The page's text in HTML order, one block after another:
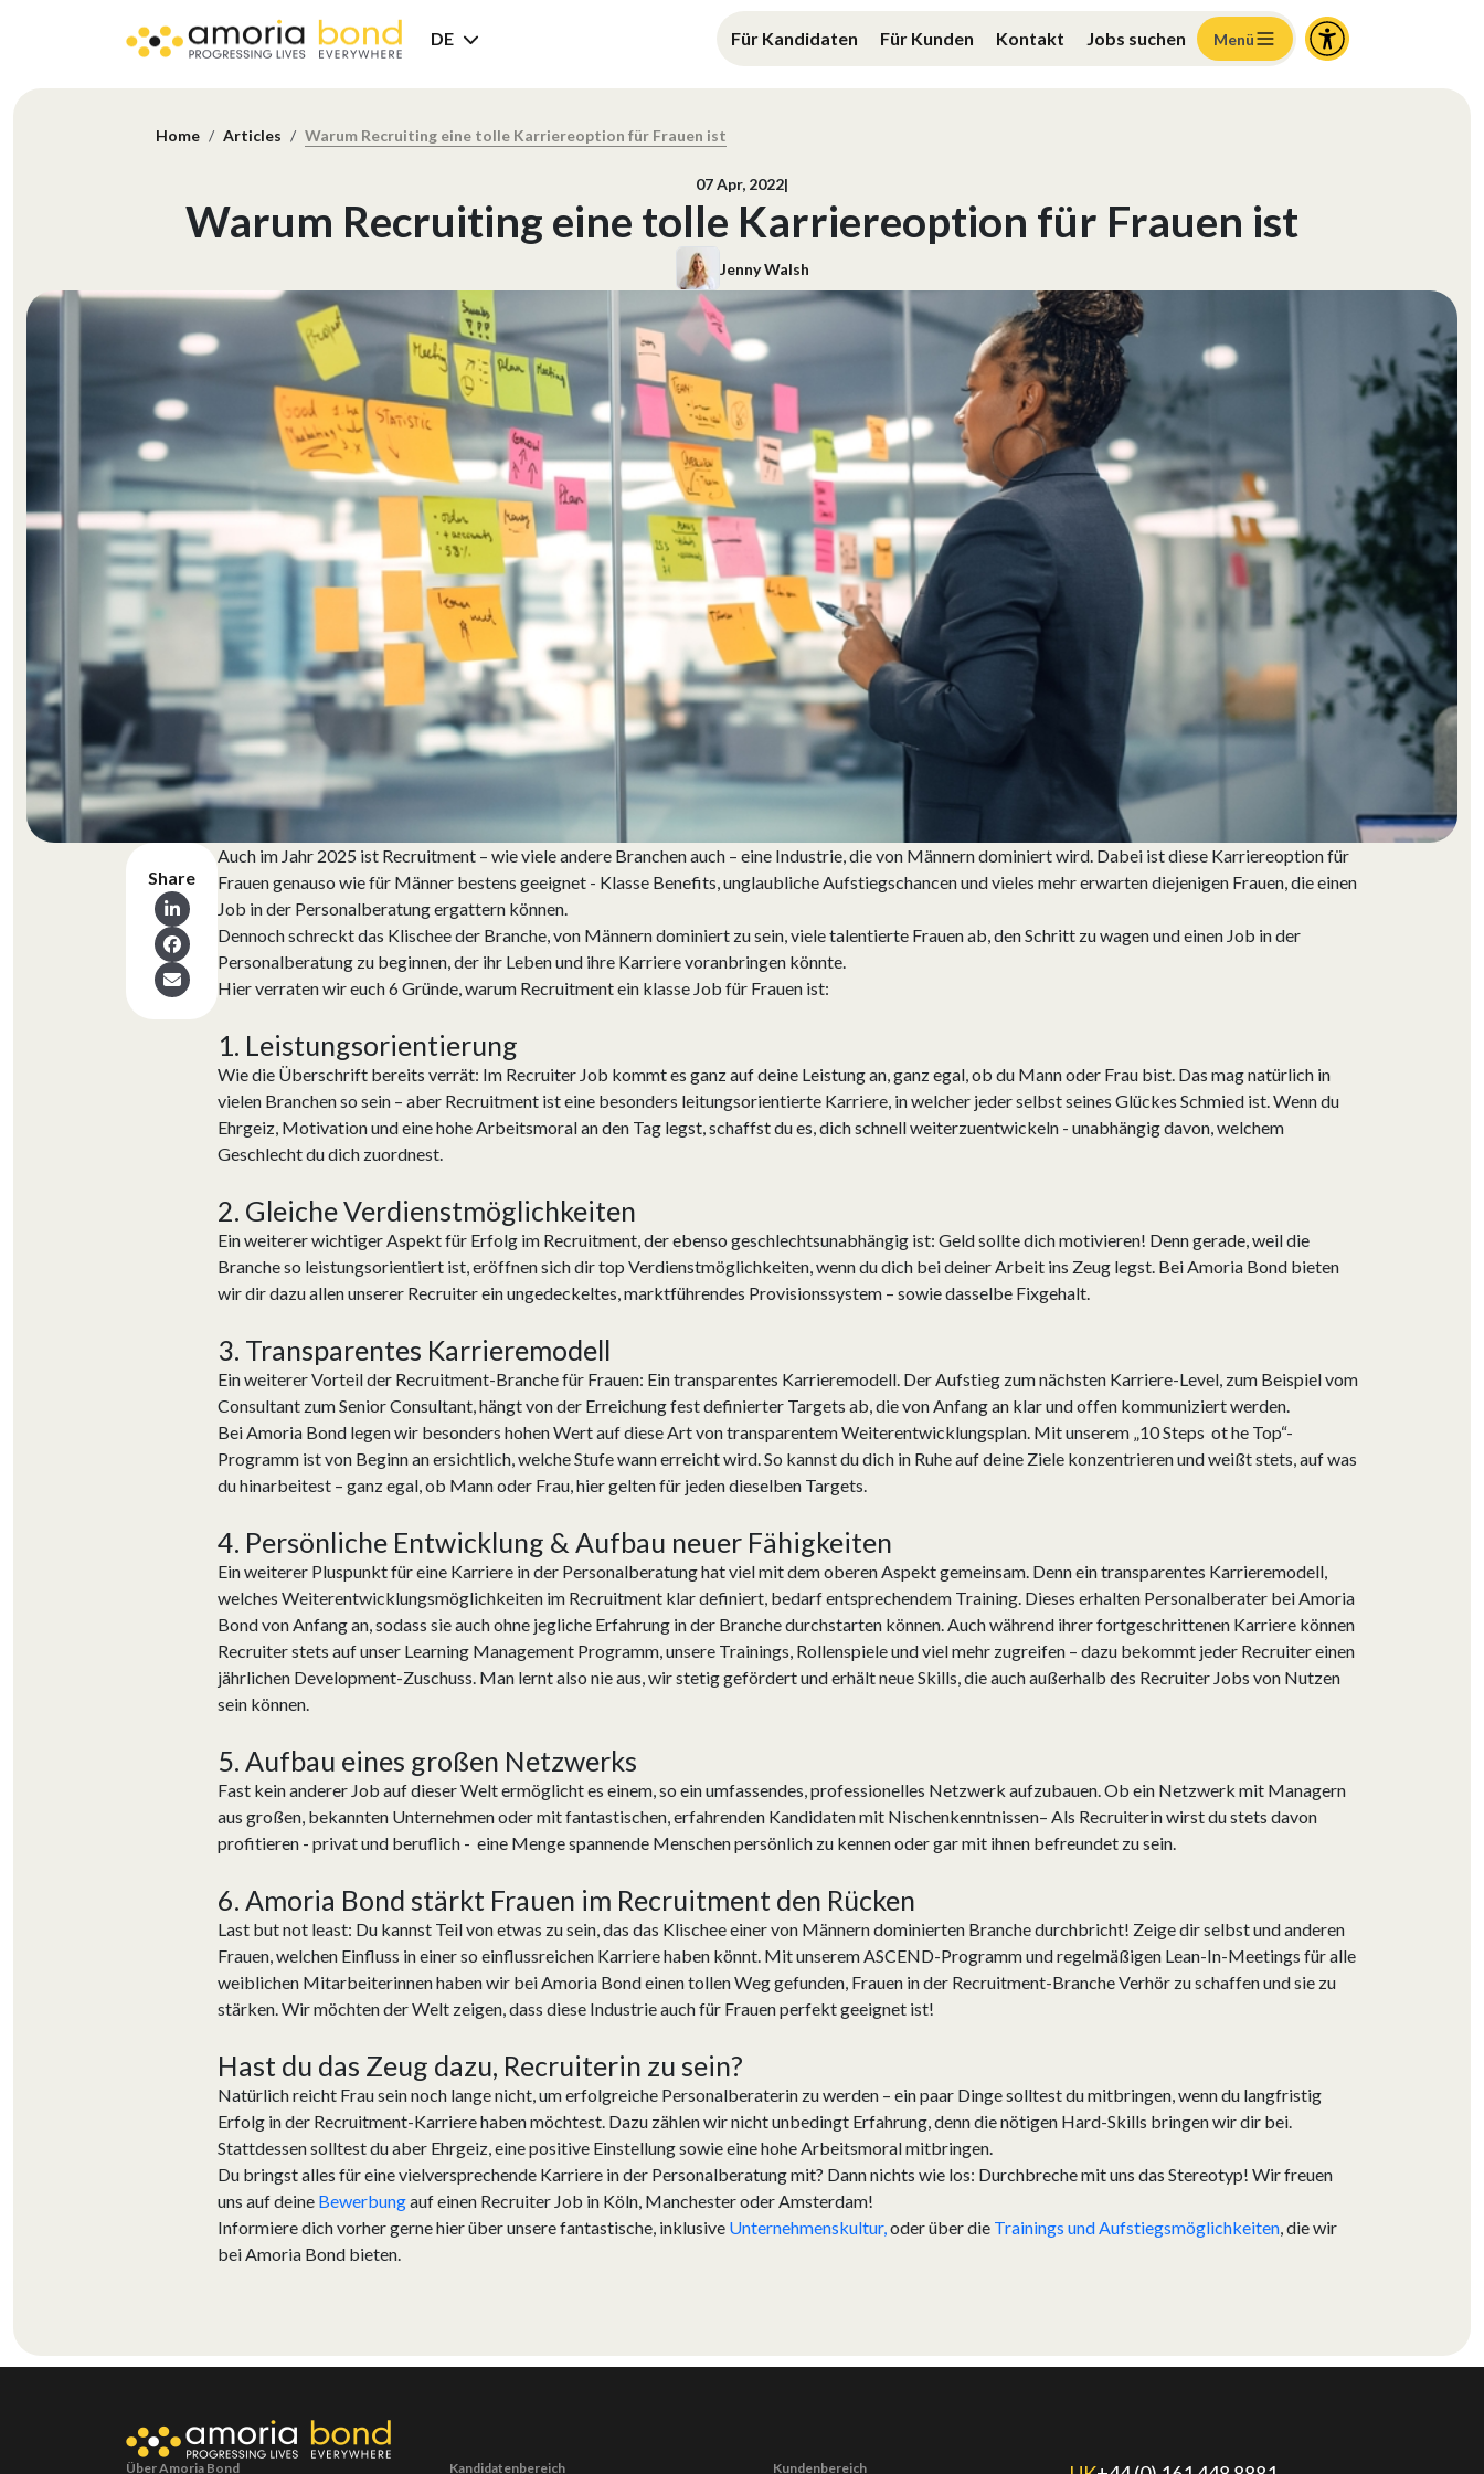
DE Für Kandidaten Für Kunden Kontakt Jobs suchen Menü
Home Articles Warum Recruiting eine tolle Karriereoption für Frauen ist
07 Apr, 2022|
Warum Recruiting eine tolle Karriereoption für Frauen ist
Jenny Walsh
Share
Auch im Jahr 2025 ist Recruitment – wie viele andere Branchen auch – eine Industrie, die von Männern dominiert wird. Dabei ist diese Karriereoption für
Frauen genauso wie für Männer bestens geeignet - Klasse Benefits, unglaubliche Aufstiegschancen und vieles mehr erwarten diejenigen Frauen, die einen
Job in der Personalberatung ergattern können.
Dennoch schreckt das Klischee der Branche, von Männern dominiert zu sein, viele talentierte Frauen ab, den Schritt zu wagen und einen Job in der
Personalberatung zu beginnen, der ihr Leben und ihre Karriere voranbringen könnte.
Hier verraten wir euch 6 Gründe, warum Recruitment ein klasse Job für Frauen ist:
1. Leistungsorientierung
Wie die Überschrift bereits verrät: Im Recruiter Job kommt es ganz auf deine Leistung an, ganz egal, ob du Mann oder Frau bist. Das mag natürlich in
vielen Branchen so sein – aber Recruitment ist eine besonders leitungsorientierte Karriere, in welcher jeder selbst seines Glückes Schmied ist. Wenn du
Ehrgeiz, Motivation und eine hohe Arbeitsmoral an den Tag legst, schaffst du es, dich schnell weiterzuentwickeln - unabhängig davon, welchem
Geschlecht du dich zuordnest.
2. Gleiche Verdienstmöglichkeiten
Ein weiterer wichtiger Aspekt für Erfolg im Recruitment, der ebenso geschlechtsunabhängig ist: Geld sollte dich motivieren! Denn gerade, weil die
Branche so leistungsorientiert ist, eröffnen sich dir top Verdienstmöglichkeiten, wenn du dich bei deiner Arbeit ins Zeug legst. Bei Amoria Bond bieten
wir dir dazu allen unserer Recruiter ein ungedeckeltes, marktführendes Provisionssystem – sowie dasselbe Fixgehalt.
3. Transparentes Karrieremodell
Ein weiterer Vorteil der Recruitment-Branche für Frauen: Ein transparentes Karrieremodell. Der Aufstieg zum nächsten Karriere-Level, zum Beispiel vom
Consultant zum Senior Consultant, hängt von der Erreichung fest definierter Targets ab, die von Anfang an klar und offen kommuniziert werden.
Bei Amoria Bond legen wir besonders hohen Wert auf diese Art von transparentem Weiterentwicklungsplan. Mit unserem „10 Steps ot he Top“-
Programm ist von Beginn an ersichtlich, welche Stufe wann erreicht wird. So kannst du dich in Ruhe auf deine Ziele konzentrieren und weißt stets, auf was
du hinarbeitest – ganz egal, ob Mann oder Frau, hier gelten für jeden dieselben Targets.
4. Persönliche Entwicklung & Aufbau neuer Fähigkeiten
Ein weiterer Pluspunkt für eine Karriere in der Personalberatung hat viel mit dem oberen Aspekt gemeinsam. Denn ein transparentes Karrieremodell,
welches Weiterentwicklungsmöglichkeiten im Recruitment klar definiert, bedarf entsprechendem Training. Dieses erhalten Personalberater bei Amoria
Bond von Anfang an, sodass sie auch ohne jegliche Erfahrung in der Branche durchstarten können. Auch während ihrer fortgeschrittenen Karriere können
Recruiter stets auf unser Learning Management Programm, unsere Trainings, Rollenspiele und viel mehr zugreifen – dazu bekommt jeder Recruiter einen
jährlichen Development-Zuschuss. Man lernt also nie aus, wir stetig gefördert und erhält neue Skills, die auch außerhalb des Recruiter Jobs von Nutzen
sein können.
5. Aufbau eines großen Netzwerks
Fast kein anderer Job auf dieser Welt ermöglicht es einem, so ein umfassendes, professionelles Netzwerk aufzubauen. Ob ein Netzwerk mit Managern
aus großen, bekannten Unternehmen oder mit fantastischen, erfahrenden Kandidaten mit Nischenkenntnissen– Als Recruiterin wirst du stets davon
profitieren - privat und beruflich - eine Menge spannende Menschen persönlich zu kennen oder gar mit ihnen befreundet zu sein.
6. Amoria Bond stärkt Frauen im Recruitment den Rücken
Last but not least: Du kannst Teil von etwas zu sein, das das Klischee einer von Männern dominierten Branche durchbricht! Zeige dir selbst und anderen
Frauen, welchen Einfluss in einer so einflussreichen Karriere haben könnt. Mit unserem ASCEND-Programm und regelmäßigen Lean-In-Meetings für alle
weiblichen Mitarbeiterinnen haben wir bei Amoria Bond einen tollen Weg gefunden, Frauen in der Recruitment-Branche Verhör zu schaffen und sie zu
stärken. Wir möchten der Welt zeigen, dass diese Industrie auch für Frauen perfekt geeignet ist!
Hast du das Zeug dazu, Recruiterin zu sein?
Natürlich reicht Frau sein noch lange nicht, um erfolgreiche Personalberaterin zu werden – ein paar Dinge solltest du mitbringen, wenn du langfristig
Erfolg in der Recruitment-Karriere haben möchtest. Dazu zählen wir nicht unbedingt Erfahrung, denn die nötigen Hard-Skills bringen wir dir bei.
Stattdessen solltest du aber Ehrgeiz, eine positive Einstellung sowie eine hohe Arbeitsmoral mitbringen.
Du bringst alles für eine vielversprechende Karriere in der Personalberatung mit? Dann nichts wie los: Durchbreche mit uns das Stereotyp! Wir freuen
uns auf deine Bewerbungauf einen Recruiter Job in Köln, Manchester oder Amsterdam!
Informiere dich vorher gerne hier über unsere fantastische, inklusive Unternehmenskultur,oder über die Trainings und Aufstiegsmöglichkeiten, die wir
bei Amoria Bond bieten.
Über Amoria Bond Kandidatenbereich Kundenbereich